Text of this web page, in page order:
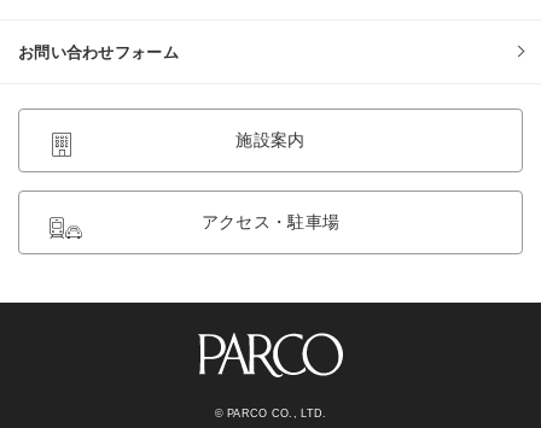
お問い合わせフォーム
施設案内
アクセス・駐車場
© PARCO CO., LTD.